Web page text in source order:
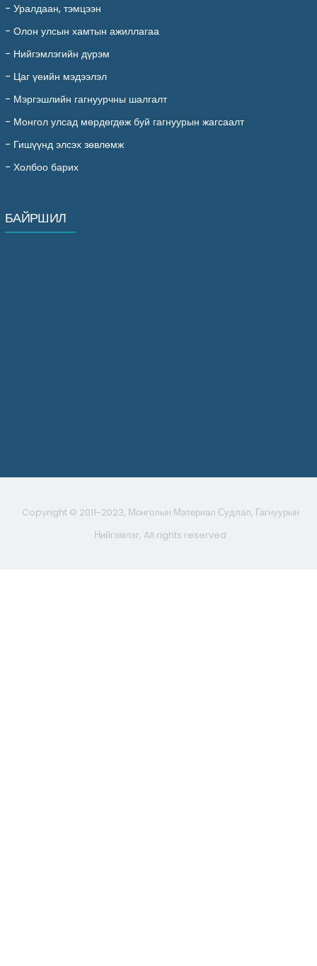
- Уралдаан, тэмцээн
- Олон улсын хамтын ажиллагаа
- Нийгэмлэгийн дүрэм
- Цаг үеийн мэдээлэл
- Мэргэшлийн гагнуурчны шалгалт
- Монгол улсад мөрдөгдөж буй гагнуурын жагсаалт
- Гишүүнд элсэх зөвлөмж
- Холбоо барих
БАЙРШИЛ
Copyright © 2011-2023, Монголын Материал Судлал, Гагнуурын
Нийгэмлэг, All rights reserved